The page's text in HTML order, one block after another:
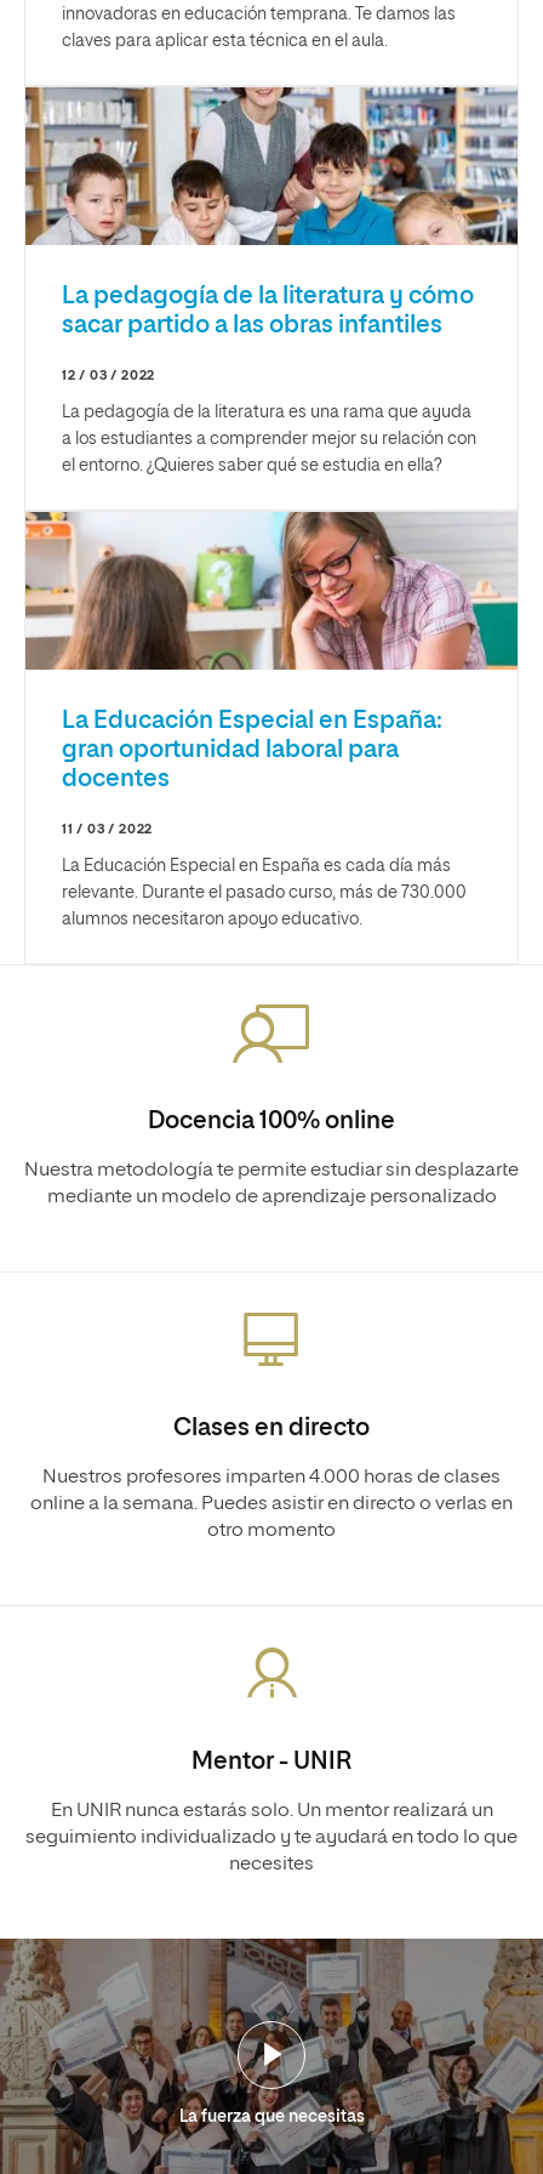
innovadoras en educación temprana. Te damos las
claves para aplicar esta técnica en el aula.
La pedagogía de la literatura y cómo
sacar partido a las obras infantiles
12 / 03 / 2022
La pedagogía de la literatura es una rama que ayuda
a los estudiantes a comprender mejor su relación con
el entorno. ¿Quieres saber qué se estudia en ella?
La Educación Especial en España:
gran oportunidad laboral para
docentes
11 / 03 / 2022
La Educación Especial en España es cada día más
relevante. Durante el pasado curso, más de 730.000
alumnos necesitaron apoyo educativo.
Docencia 100% online
Nuestra metodología te permite estudiar sin desplazarte
mediante un modelo de aprendizaje personalizado
Clases en directo
Nuestros profesores imparten 4.000 horas de clases
online a la semana. Puedes asistir en directo o verlas en
otro momento
Mentor - UNIR
En UNIR nunca estarás solo. Un mentor realizará un
seguimiento individualizado y te ayudará en todo lo que
necesites
La fuerza que necesitas